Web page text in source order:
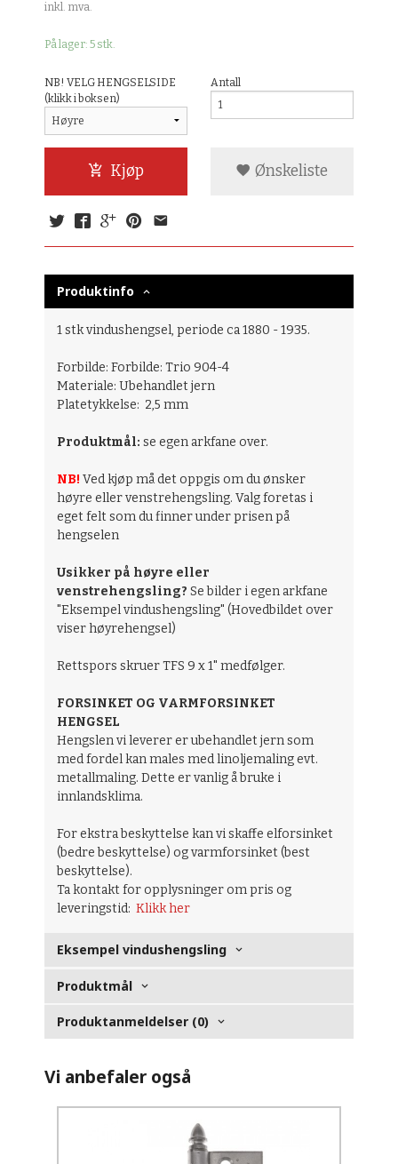
inkl. mva.
På lager: 5 stk.
NB! VELG HENGSELSIDE
(klikk i boksen)
Antall
Kjøp Ønskeliste
Produktinfo
1 stk vindushengsel, periode ca 1880 - 1935.
Forbilde: Forbilde: Trio 904-4
Materiale: Ubehandlet jern
Platetykkelse: 2,5 mm
Produktmål: se egen arkfane over.
NB! Ved kjøp må det oppgis om du ønsker
høyre eller venstrehengsling. Valg foretas i
eget felt som du finner under prisen på
hengselen
Usikker på høyre eller
venstrehengsling? Se bilder i egen arkfane
"Eksempel vindushengsling" (Hovedbildet over
viser høyrehengsel)
Rettspors skruer TFS 9 x 1" medfølger.
FORSINKET OG VARMFORSINKET
HENGSEL
Hengslen vi leverer er ubehandlet jern som
med fordel kan males med linoljemaling evt.
metallmaling. Dette er vanlig å bruke i
innlandsklima.
For ekstra beskyttelse kan vi skaffe elforsinket
(bedre beskyttelse) og varmforsinket (best
beskyttelse).
Ta kontakt for opplysninger om pris og
leveringstid:Klikk her
Eksempel vindushengsling
Produktmål
Produktanmeldelser (0)
Vi anbefaler også